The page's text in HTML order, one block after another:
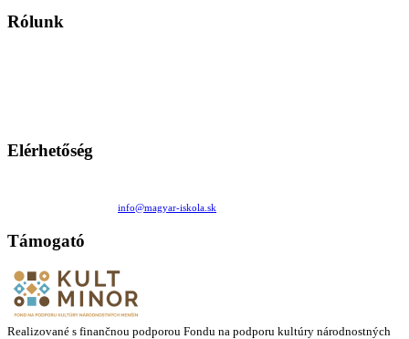
Rólunk
Elérhetőség
info@magyar-iskola.sk
Támogató
Realizované s finančnou podporou Fondu na podporu kultúry národnostných